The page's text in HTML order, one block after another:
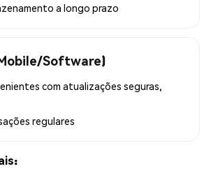
a longo prazo
Software)
com atualizações seguras,
regulares